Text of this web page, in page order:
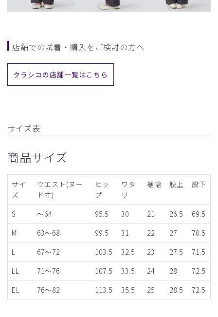
店舗での試着・購入をご検討の方へ
クラシコの店舗一覧はこちら
サイズ表
商品サイズ
サイ
ズ
ウエスト(ヌー
ド寸)
ヒッ
プ
ワタ
リ
裾幅 股上 股下
S ～64 95.5 30 21 26.5
69.5
M
63～68 99.5 31 22 27
70.5
L
67～72 103.5 32.5 23 27.5
71.5
LL
71～76 107.5 33.5 24 28
72.5
EL
76～82 113.5 35.5 25 28.5 72.5